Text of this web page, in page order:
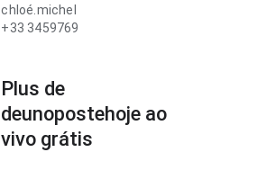
chloé.michel
+33 3459769
Plus de
deunopostehoje ao
vivo grátis